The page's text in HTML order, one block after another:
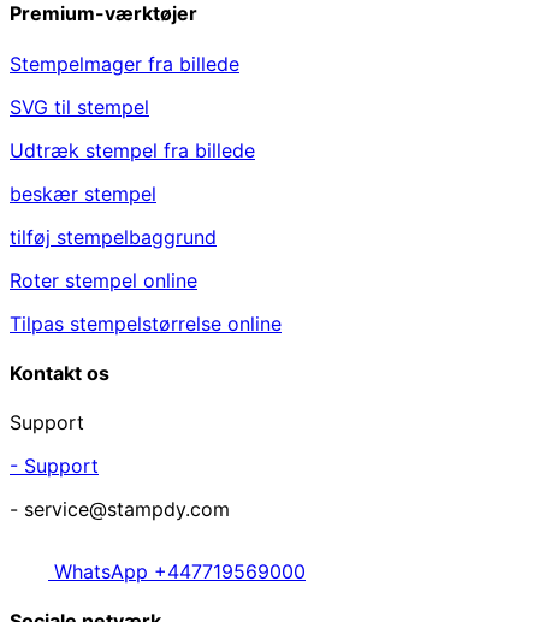
Premium-værktøjer
Stempelmager fra billede
SVG til stempel
Udtræk stempel fra billede
beskær stempel
tilføj stempelbaggrund
Roter stempel online
Tilpas stempelstørrelse online
Kontakt os
Support
- Support
- service@stampdy.com
WhatsApp +447719569000